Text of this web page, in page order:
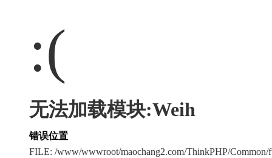
:(
无法加载模块:Weih
错误位置
FILE: /www/wwwroot/maochang2.com/ThinkPHP/